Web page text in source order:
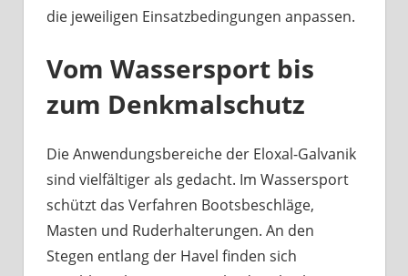
die jeweiligen Einsatzbedingungen anpassen.
Vom Wassersport bis
zum Denkmalschutz
Die Anwendungsbereiche der Eloxal-Galvanik
sind vielfältiger als gedacht. Im Wassersport
schützt das Verfahren Bootsbeschläge,
Masten und Ruderhalterungen. An den
Stegen entlang der Havel finden sich